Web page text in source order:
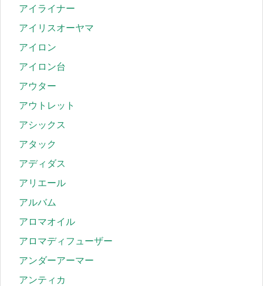
アイライナー
アイリスオーヤマ
アイロン
アイロン台
アウター
アウトレット
アシックス
アタック
アディダス
アリエール
アルバム
アロマオイル
アロマディフューザー
アンダーアーマー
アンティカ